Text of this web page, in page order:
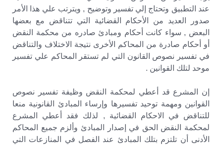
عند التطبيق وتحتاج إلي تفسير وتوضيح , ويترتب علي هذا الأمر
صدور العديد من الأحكام القضائية التي تتناقض مع بعضها
البعض , سواء كانت أحكام ومبادئ صادره من محكمة النقض
أو أحكام صادرة من المحاكم الأخرى نتيجة الاختلاف والتناقض
في تفسير نصوص القانون التي لم تستقر المحاكم علي تفسير
موحد لتلك القوانين .
إن المشرع قد أعطي لمحكمة النقض وظيفة تفسير نصوص
القوانين ومهمة توحيد تفسيرها وإرساء المبادئ القانونية منعا
للتناقض في الاحكام القضائية , لذلك فقد أعطي المشرع
لمحكمة النقض الحق في إصدار المبادئ وألزم جميع المحاكم
الأدنى أن تلتزم بتلك المبادئ عند الفصل في المنازعات التي